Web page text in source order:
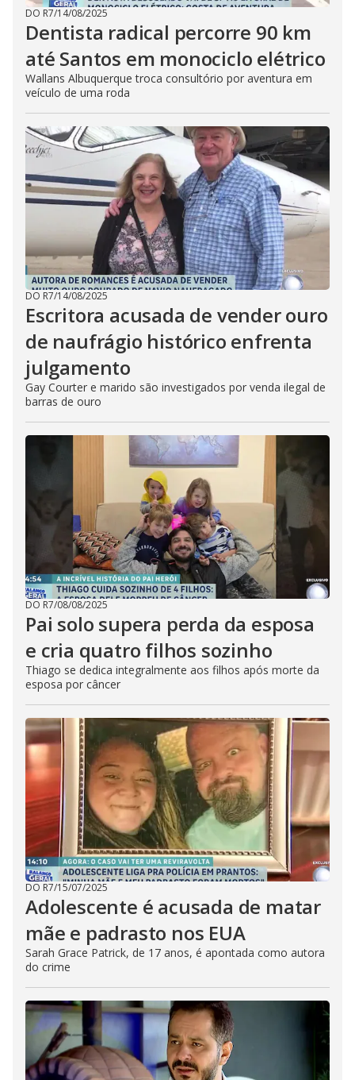
DO R7/14/08/2025
Dentista radical percorre 90 km
até Santos em monociclo elétrico
Wallans Albuquerque troca consultório por aventura em
veículo de uma roda
DO R7/14/08/2025
Escritora acusada de vender ouro
de naufrágio histórico enfrenta
julgamento
Gay Courter e marido são investigados por venda ilegal de
barras de ouro
DO R7/08/08/2025
Pai solo supera perda da esposa
e cria quatro filhos sozinho
Thiago se dedica integralmente aos filhos após morte da
esposa por câncer
DO R7/15/07/2025
Adolescente é acusada de matar
mãe e padrasto nos EUA
Sarah Grace Patrick, de 17 anos, é apontada como autora
do crime